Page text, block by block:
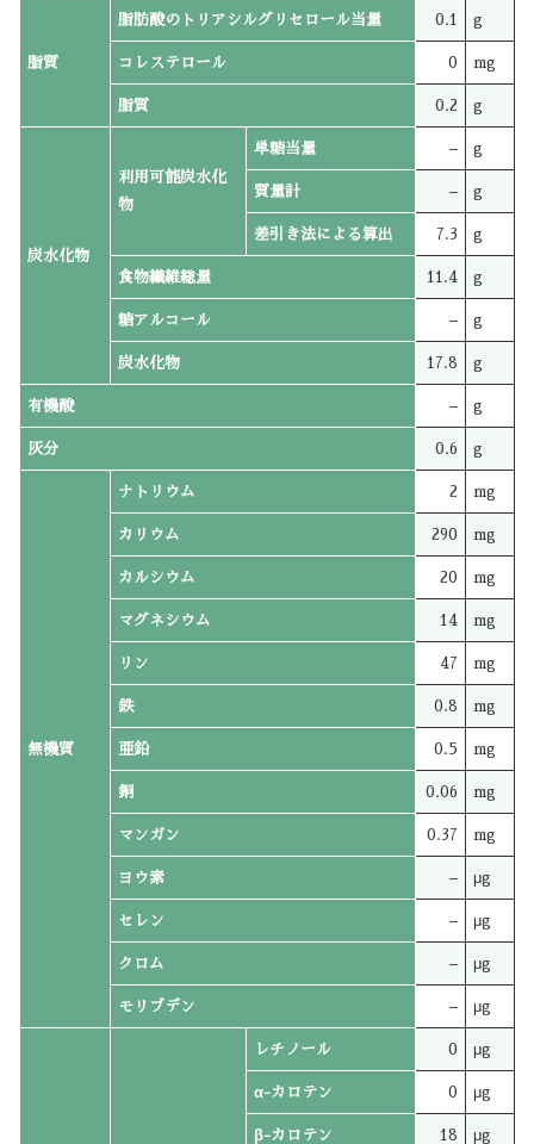
脂質
脂肪酸のトリアシルグリセロール当量 0.1 g
コレステロール 0 mg
脂質 0.2 g
炭水化物
利用可能炭水化
物
単糖当量 – g
質量計 – g
差引き法による算出 7.3 g
食物繊維総量 11.4 g
糖アルコール – g
炭水化物 17.8 g
有機酸 – g
灰分 0.6 g
無機質
ナトリウム 2 mg
カリウム 290 mg
カルシウム 20 mg
マグネシウム 14 mg
リン 47 mg
鉄 0.8 mg
亜鉛 0.5 mg
銅 0.06 mg
マンガン 0.37 mg
ヨウ素 – μg
セレン – μg
クロム – μg
モリブデン – μg
レチノール 0 μg
α-カロテン 0 μg
β-カロテン 18 μg